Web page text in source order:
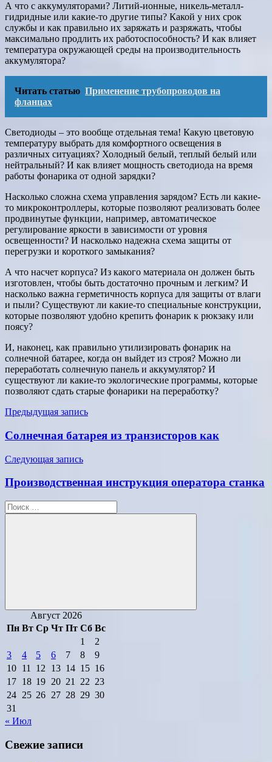
А что с аккумуляторами? Литий-ионные, никель-металл-
гидридные или какие-то другие типы? Какой у них срок
службы и как правильно их заряжать и разряжать, чтобы
максимально продлить их работоспособность? И как влияет
температура окружающей среды на производительность
аккумулятора?
Читать статью Применение трубопроводов на
фланцах
Светодиоды – это вообще отдельная тема! Какую цветовую
температуру выбрать для комфортного освещения в
различных ситуациях? Холодный белый, теплый белый или
нейтральный? И как влияет мощность светодиода на время
работы фонарика от одной зарядки?
Насколько сложна схема управления зарядом? Есть ли какие-
то микроконтроллеры, которые позволяют реализовать более
продвинутые функции, например, автоматическое
регулирование яркости в зависимости от уровня
освещенности? И насколько надежна схема защиты от
перегрузки и короткого замыкания?
А что насчет корпуса? Из какого материала он должен быть
изготовлен, чтобы быть достаточно прочным и легким? И
насколько важна герметичность корпуса для защиты от влаги
и пыли? Существуют ли какие-то специальные конструкции,
которые позволяют удобно крепить фонарик к рюкзаку или
поясу?
И, наконец, как правильно утилизировать фонарик на
солнечной батарее, когда он выйдет из строя? Можно ли
переработать солнечную панель и аккумулятор? И
существуют ли какие-то экологические программы, которые
позволяют сдать старые фонарики на переработку?
Навигация
по
Предыдущая запись
Солнечная батарея из транзисторов как
Следующая запись
Производственная инструкция оператора станка
Поиск
для:
Поиск
Август 2026
Пн Вт Ср Чт Пт Сб Вс
1
2
3
4 5 6 7 8
9
10 11 12 13 14 15 16
17 18 19 20 21 22 23
24 25 26 27 28 29 30
31
« Июл
Свежие записи